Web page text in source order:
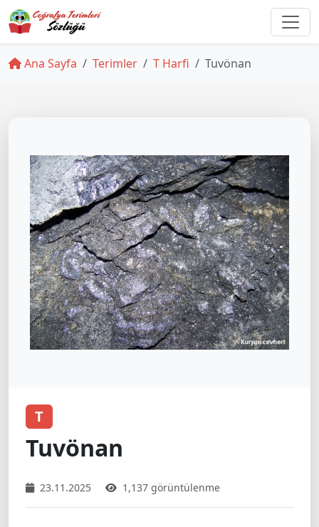
Ana Sayfa Terimler T Harfi Tuvönan
T
Tuvönan
23.11.2025 1,137 görüntülenme